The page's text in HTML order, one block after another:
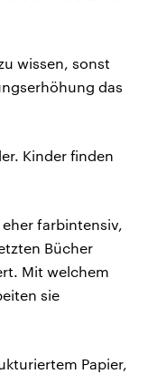
wissen, sonst
das
Kinder finden
farbintensiv,
Bücher
Mit welchem
sie
Papier,